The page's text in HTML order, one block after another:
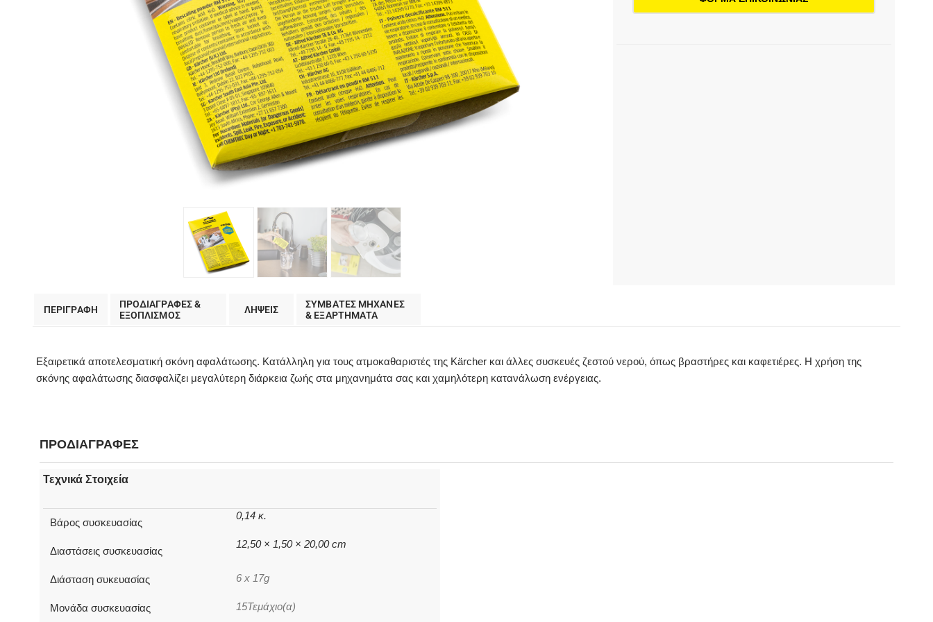
ΠΕΡΙΓΡΑΦΗ
ΠΡΟΔΙΑΓΡΑΦΕΣ &
EΞΟΠΛΙΣΜΟΣ
ΛΗΨΕΙΣ
ΣΥΜΒΑΤΕΣ ΜΗΧΑΝΕΣ
& ΕΞΑΡΤΗΜΑΤΑ
Εξαιρετικά αποτελεσματική σκόνη αφαλάτωσης. Κατάλληλη για τους ατμοκαθαριστές της Kärcher και άλλες συσκευές ζεστού νερού, όπως βραστήρες και καφετιέρες. Η χρήση της
σκόνης αφαλάτωσης διασφαλίζει μεγαλύτερη διάρκεια ζωής στα μηχανημάτα σας και χαμηλότερη κατανάλωση ενέργειας.
ΠΡΟΔΙΑΓΡΑΦΕΣ
Τεχνικά Στοιχεία
Βάρος συσκευασίας
0,14 κ.
Διαστάσεις συσκευασίας
12,50 × 1,50 × 20,00 cm
Διάσταση συκευασίας 6 x 17g
Μονάδα συσκευασίας 15Τεμάχιο(α)